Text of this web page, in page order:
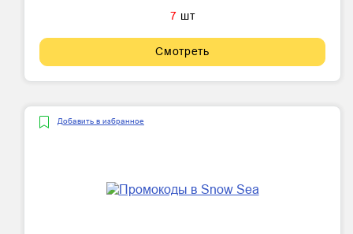
7 шт
Смотреть
Добавить в избранное